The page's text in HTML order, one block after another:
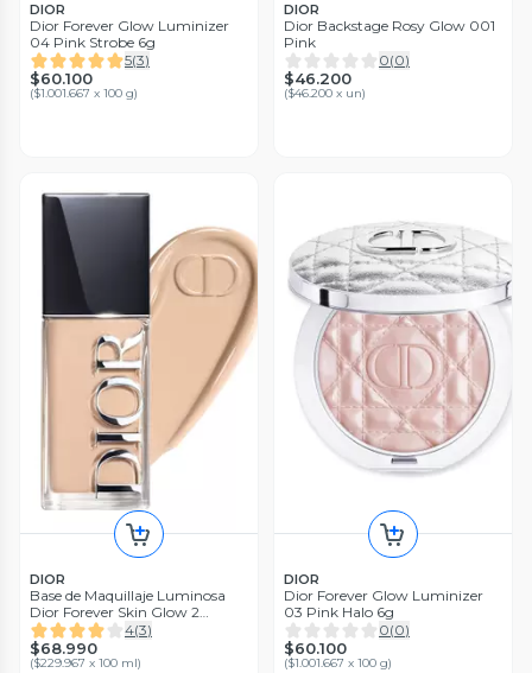
DIOR
Dior Forever Glow Luminizer
04 Pink Strobe 6g
5(3)
$60.100
($1.001.667 x 100 g)
DIOR
Dior Backstage Rosy Glow 001
Pink
0(0)
$46.200
($46.200 x un)
DIOR
Base de Maquillaje Luminosa
Dior Forever Skin Glow 2
Neutral
4(3)
$68.990
($229.967 x 100 ml)
DIOR
Dior Forever Glow Luminizer
03 Pink Halo 6g
0(0)
$60.100
($1.001.667 x 100 g)